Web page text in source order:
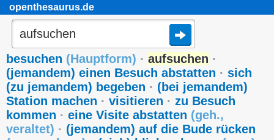
openthesaurus.de
besuchen (Hauptform) · aufsuchen ·
(jemandem) einen Besuch abstatten · sich
(zu jemandem) begeben · (bei jemandem)
Station machen · visitieren · zu Besuch
kommen · eine Visite abstatten (geh.,
veraltet) · (jemandem) auf die Bude rücken